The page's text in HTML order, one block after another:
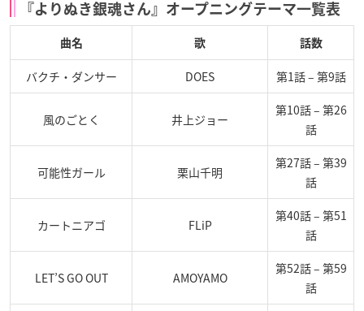
『よりぬき銀魂さん』オープニングテーマ一覧表
曲名 歌 話数
バクチ・ダンサー DOES 第1話 – 第9話
風のごとく 井上ジョー
第10話 – 第26
話
可能性ガール 栗山千明
第27話 – 第39
話
カートニアゴ FLiP
第40話 – 第51
話
LET’S GO OUT AMOYAMO
第52話 – 第59
話